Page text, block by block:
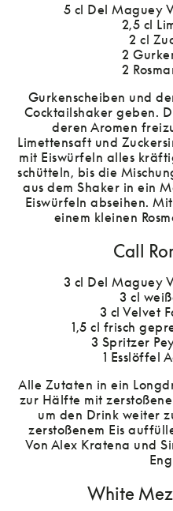
5 cl Del Maguey
2,5 cl
2 cl
2
2
Gurkenscheiben und
Cocktailshaker geben.
deren Aromen
Limettensaft und
mit Eiswürfeln alles
schütteln, bis die
aus dem Shaker in ein
Eiswürfeln abseihen.
einem kleinen
Call
3 cl Del Maguey
3 cl
3 cl Velvet
1,5 cl frisch
3 Spritzer
1 Esslöffel
Alle Zutaten in ein
zur Hälfte mit
um den Drink weiter
zerstoßenem Eis
Von Alex Kratena und
White